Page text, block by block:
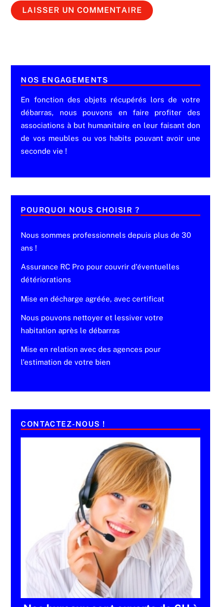
NOS ENGAGEMENTS
En fonction des objets récupérés lors de votre
débarras, nous pouvons en faire profiter des
associations à but humanitaire en leur faisant don
de vos meubles ou vos habits pouvant avoir une
seconde vie !
POURQUOI NOUS CHOISIR ?
Nous sommes professionnels depuis plus de 30
ans !
Assurance RC Pro pour couvrir d'éventuelles
détériorations
Mise en décharge agréée, avec certificat
Nous pouvons nettoyer et lessiver votre
habitation après le débarras
Mise en relation avec des agences pour
l'estimation de votre bien
CONTACTEZ-NOUS !